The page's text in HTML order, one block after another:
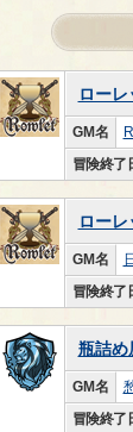
ロー
GM名
冒険終了
ロー
GM名
冒険終了
瓶詰め
GM名
冒険終了